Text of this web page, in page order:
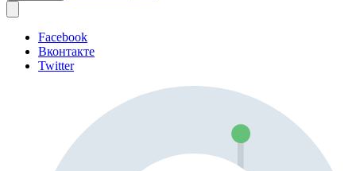
Facebook
Вконтакте
Twitter